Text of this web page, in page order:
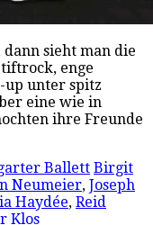
sieht man die
enge
up unter spitz
eine wie in
ihre Freunde
Ballett Birgit
Neumeier, Joseph
Haydée, Reid
Klos